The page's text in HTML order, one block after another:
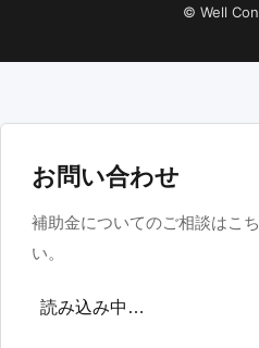
© Well
お問い合わせ
補助金についてのご相談はこ
い。